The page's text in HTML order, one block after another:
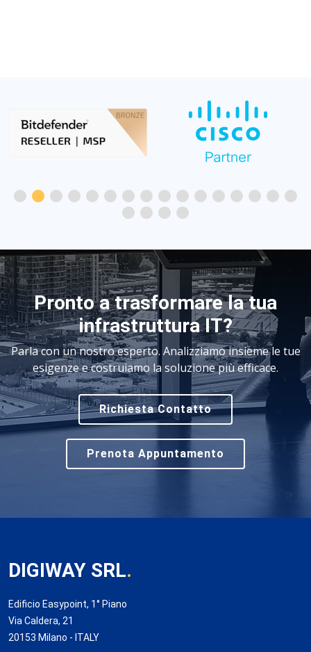
Pronto a trasformare la tua
infrastruttura IT?
Parla con un nostro esperto. Analizziamo insieme le tue
esigenze e costruiamo la soluzione più efficace.
Richiesta Contatto
Prenota Appuntamento
DIGIWAY SRL.
Edificio Easypoint, 1° Piano
Via Caldera, 21
20153 Milano - ITALY